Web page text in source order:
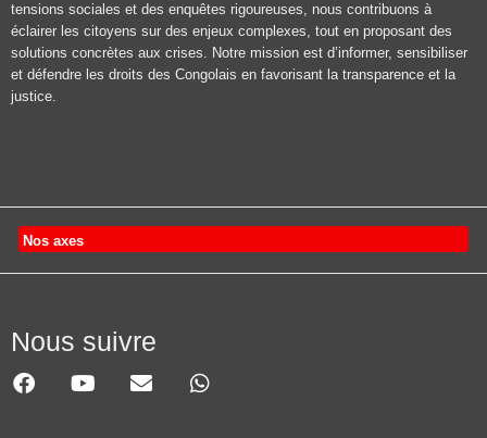
tensions sociales et des enquêtes rigoureuses, nous contribuons à
éclairer les citoyens sur des enjeux complexes, tout en proposant des
solutions concrètes aux crises. Notre mission est d’informer, sensibiliser
et défendre les droits des Congolais en favorisant la transparence et la
justice.
Nos axes
Nous suivre